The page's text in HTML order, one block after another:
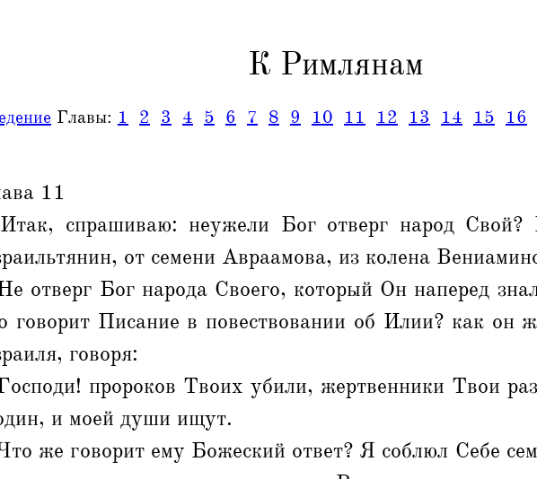
К Римлянам
Главы: 1 2 3 4 5 6 7 8 9 10 11 12 13 14 15 16
11
спрашиваю: неужели Бог отверг народ
от семени Авраамова, из колена
отверг Бог народа Своего, который Он наперед
говорит Писание в повествовании об Илии? как он
говоря:
пророков Твоих убили, жертвенники Твои
и моей души ищут.
же говорит ему Божеский ответ? Я соблюл Себе